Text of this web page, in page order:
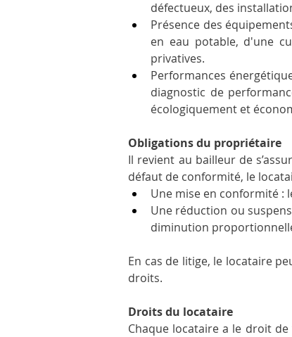
défectueux, des
Présence des
en eau potable, d'une
privatives.
Performances
diagnostic de
écologiquement et
Obligations du propriétaire
Il revient au bailleur de
défaut de conformité, le
Une mise en conformité :
Une réduction ou
diminution
En cas de litige, le locataire
droits.
Droits du locataire
Chaque locataire a le droit